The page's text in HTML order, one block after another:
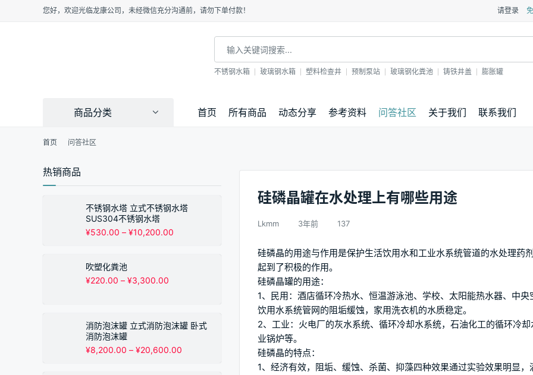
您好，欢迎光临龙康公司，未经微信充分沟通前，请勿下单付款！ 请登录
不锈钢水箱 玻璃钢水箱 塑料检查井 预制泵站 玻璃钢化粪池 铸铁井盖 膨胀罐
商品分类 首页 所有商品 动态分享 参考资料 问答社区 关于我们 联系我们
首页 问答社区
硅磷晶罐在水处理上有哪些用途
Lkmm 3年前 137
硅磷晶的用途与作用是保护生活饮用水和工业水系统管道的水处理药
起到了积极的作用。
硅磷晶罐的用途：
1、民用：酒店循环冷热水、恒温游泳池、学校、太阳能热水器、中
饮用水系统管网的阻垢缓蚀，家用洗衣机的水质稳定。
2、工业：火电厂的灰水系统、循环冷却水系统，石油化工的循环冷
业锅炉等。
硅磷晶的特点：
1、经济有效，阻垢、缓蚀、杀菌、抑藻四种效果通过实验效果明显
热销商品
不锈钢水塔 立式不锈钢水塔
SUS304不锈钢水塔
¥530.00 – ¥10,200.00
吹塑化粪池
¥220.00 – ¥3,300.00
¥220.00
至
消防泡沫罐 立式消防泡沫罐 卧式
消防泡沫罐
¥8,200.00 – ¥20,600.00